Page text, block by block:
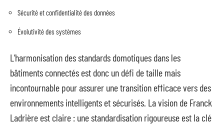
Sécurité et confidentialité des données
Évolutivité des systèmes
L’harmonisation des standards domotiques dans les
bâtiments connectés est donc un défi de taille mais
incontournable pour assurer une transition efficace vers des
environnements intelligents et sécurisés. La vision de Franck
Ladrière est claire : une standardisation rigoureuse est la clé